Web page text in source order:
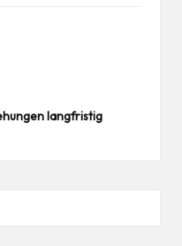
langfristig